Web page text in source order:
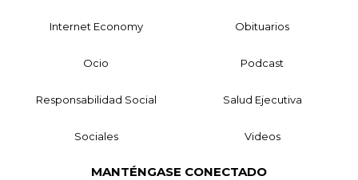
Internet Economy Obituarios
Ocio Podcast
Responsabilidad Social Salud Ejecutiva
Sociales Videos
MANTÉNGASE CONECTADO